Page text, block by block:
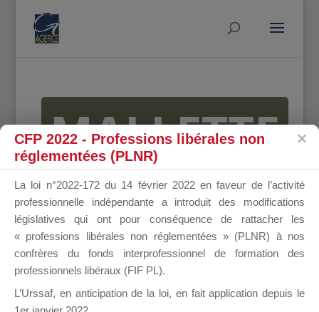
MALLETTE
DU
DIRIGEANT
CFP 2022 - Professions libérales non
réglementées (PLNR)
La loi n°2022-172 du 14 février 2022 en faveur de l’activité
professionnelle indépendante a introduit des modifications
législatives qui ont pour conséquence de rattacher les
« professions libérales non réglementées » (PLNR) à nos
confrères du fonds interprofessionnel de formation des
professionnels libéraux (FIF PL).
L’Urssaf, en anticipation de la loi, en fait application depuis le